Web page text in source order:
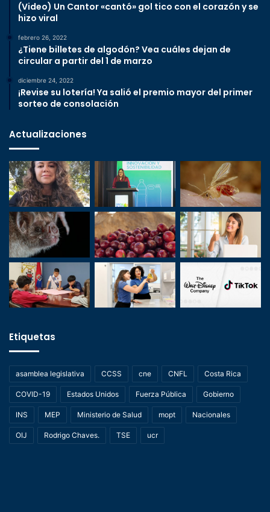
(Video) Un Cantor «cantó» gol tico con el corazón y se
hizo viral
febrero 26, 2022
¿Tiene billetes de algodón? Vea cuáles dejan de
circular a partir del 1 de marzo
diciembre 24, 2022
¡Revise su lotería! Ya salió el premio mayor del primer
sorteo de consolación
Actualizaciones
Etiquetas
asamblea legislativa CCSS cne CNFL Costa Rica
COVID-19 Estados Unidos Fuerza Pública Gobierno
INS MEP Ministerio de Salud mopt Nacionales
OIJ Rodrigo Chaves. TSE ucr